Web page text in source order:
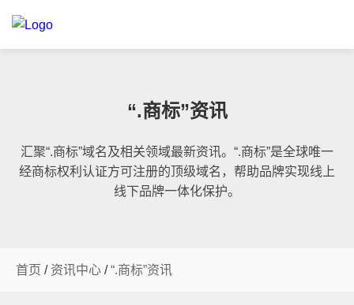
“.商标”资讯
汇聚“.商标”域名及相关领域最新资讯。“.商标”是全球唯一
经商标权利认证方可注册的顶级域名，帮助品牌实现线上
线下品牌一体化保护。
首页 / 资讯中心 /“.商标”资讯